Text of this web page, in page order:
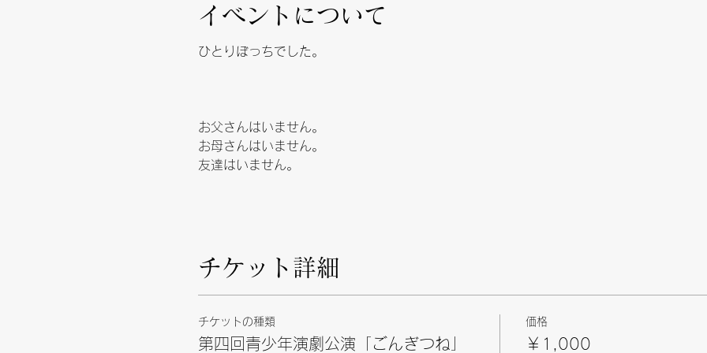
イベントについて
ひとりぼっちでした。
お父さんはいません。
お母さんはいません。
友達はいません。
だれもいない森の中でごんはいろんな物とおはなしをしています。
ですが、とってもひまで、どうしようもありません。
チケット詳細
チケットの種類
第四回青少年演劇公演「ごんぎつね」
価格
￥1,000